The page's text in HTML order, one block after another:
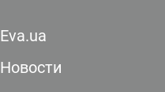
Eva.ua
Новости